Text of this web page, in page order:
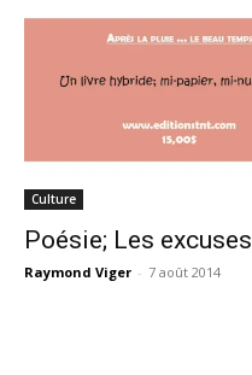
Culture
Poésie; Les excuses
Raymond Viger - 7 août 2014